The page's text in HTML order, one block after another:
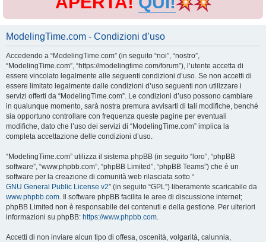
ModelingTime.com - Condizioni d’uso
Accedendo a “ModelingTime.com” (in seguito “noi”, “nostro”,
“ModelingTime.com”, “https://modelingtime.com/forum”), l’utente accetta di
essere vincolato legalmente alle seguenti condizioni d’uso. Se non accetti di
essere limitato legalmente dalle condizioni d’uso seguenti non utilizzare i
servizi offerti da “ModelingTime.com”. Le condizioni d’uso possono cambiare
in qualunque momento, sarà nostra premura avvisarti di tali modifiche, benché
sia opportuno controllare con frequenza queste pagine per eventuali
modifiche, dato che l’uso dei servizi di “ModelingTime.com” implica la
completa accettazione delle condizioni d’uso.
“ModelingTime.com” utilizza il sistema phpBB (in seguito “loro”, “phpBB
software”, “www.phpbb.com”, “phpBB Limited”, “phpBB Teams”) che è un
software per la creazione di comunità web rilasciata sotto “
GNU General Public License v2” (in seguito “GPL”) liberamente scaricabile da
www.phpbb.com. Il software phpBB facilita le aree di discussione internet;
phpBB Limited non è responsabile dei contenuti e della gestione. Per ulteriori
informazioni su phpBB: https://www.phpbb.com.
Accetti di non inviare alcun tipo di offesa, oscenità, volgarità, calunnia,